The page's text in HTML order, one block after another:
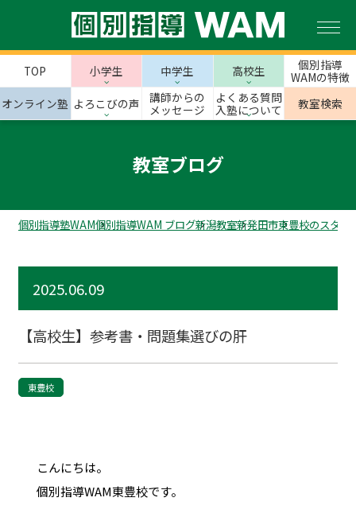
TOP 小学生 中学生 高校生
個別指導
WAMの特徴
オンライン塾 よろこびの声
講師からの
メッセージ
よくある質問
入塾について
教室検索
教室ブログ
個別指導塾WAM個別指導WAM ブログ新潟教室新発田市東豊校のスタッ
2025.06.09
【高校生】参考書・問題集選びの肝
東豊校
こんにちは。
個別指導WAM東豊校です。